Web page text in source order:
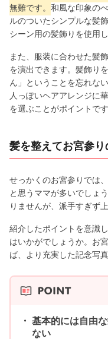
無難です。 和風な印象の
ルのついたシンプルな髪
シーン用の髪飾りを使用
また、服装に合わせた髪
を演出できます。髪飾り
ん」ということを忘れな
人っぽいヘアアレンジに
を選ぶことがポイントです
髪を整えてお宮参
せっかくのお宮参りでは
と思うママが多いでしょ
りませんが、派手すぎず
紹介したポイントを意識
はいかがでしょうか。お
ば、より充実した記念写
基本的には自由
ない